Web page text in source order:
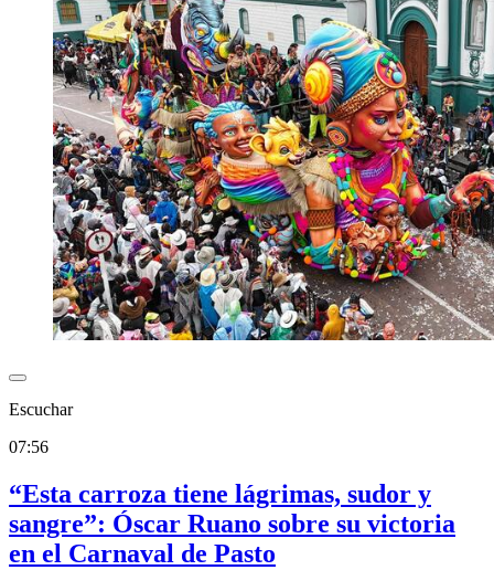
Escuchar
07:56
“Esta carroza tiene lágrimas, sudor y
sangre”: Óscar Ruano sobre su victoria
en el Carnaval de Pasto